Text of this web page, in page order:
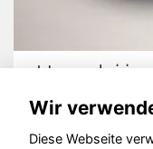
Hyundai i30
Wir
Diese Webseite